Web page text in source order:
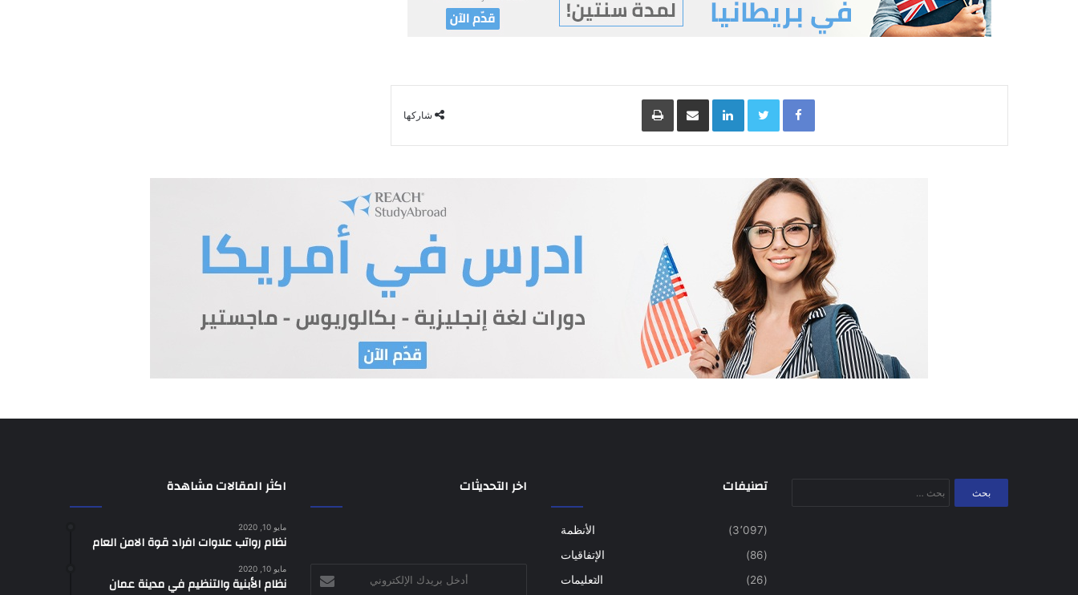
شاركها
Facebook
Twitter
LinkedInمشاركة عبر البريد طباعة
اكثر المقالات مشاهدة
مايو 10, 2020
نظام رواتب علاوات افراد قوة الامن العام
مايو 10, 2020
نظام الأبنية والتنظيم في مدينة عمان
اخر التحديثات تصنيفات
الأنظمة
(3٬097)
الإتفاقيات
(86)
التعليمات
(26)